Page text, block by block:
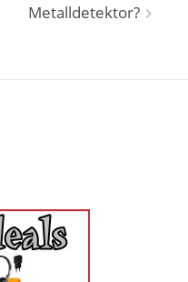
Metalldetektor?